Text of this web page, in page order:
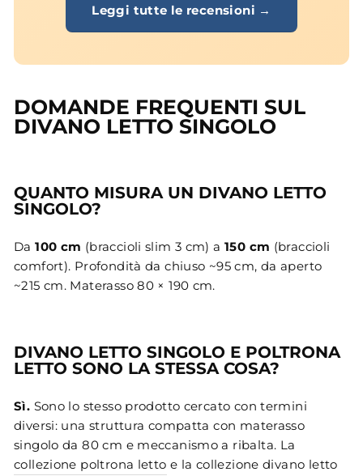
Leggi tutte le recensioni →
DOMANDE FREQUENTI SUL
DIVANO LETTO SINGOLO
QUANTO MISURA UN DIVANO LETTO
SINGOLO?
Da100 cm (braccioli slim 3 cm) a150 cm (braccioli
comfort). Profondità da chiuso ~95 cm, da aperto
~215 cm. Materasso 80 × 190 cm.
DIVANO LETTO SINGOLO E POLTRONA
LETTO SONO LA STESSA COSA?
Sì. Sono lo stesso prodotto cercato con termini
diversi: una struttura compatta con materasso
singolo da 80 cm e meccanismo a ribalta. La
collezione poltrona letto e la collezione divano letto